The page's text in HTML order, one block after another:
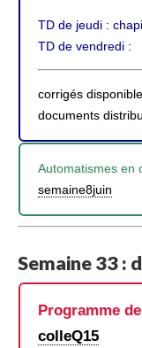
TD de jeudi :
TD de vendredi :
corrigés
documents
Automatismes en
semaine8juin
Semaine 33 :
Programme
colleQ15